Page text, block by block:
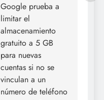
Google prueba a
limitar el
almacenamiento
gratuito a 5 GB
para nuevas
cuentas si no se
vinculan a un
número de teléfono